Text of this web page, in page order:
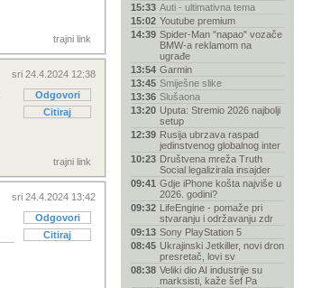
trajni link
sri 24.4.2024 12:38
Odgovori
Citiraj
trajni link
sri 24.4.2024 13:42
Odgovori
Citiraj
15:33 Auti - ultimativna tema
15:02 Youtube premium
14:39 Spider-Man "napao" vozače
BMW-a reklamom na
ugrađe
13:54 Garmin
13:45 Smiješne slike
13:36 Slušaona
13:20 Uputa: Stremio 2026 najbolji
setup
12:39 Rusija ubrzava raspad
jedinstvenog globalnog inter
10:23 Društvena mreža Truth
Social legalizirala insajder
09:41 Gdje iPhone košta najviše u
2026. godini?
09:32 LifeEngine - pomaže pri
stvaranju i održavanju zdr
09:13 Sony PlayStation 5
08:45 Ukrajinski Jetkiller, novi dron
presretač, lovi sv
08:38 Veliki dio AI industrije su
marksisti, kaže šef Pa